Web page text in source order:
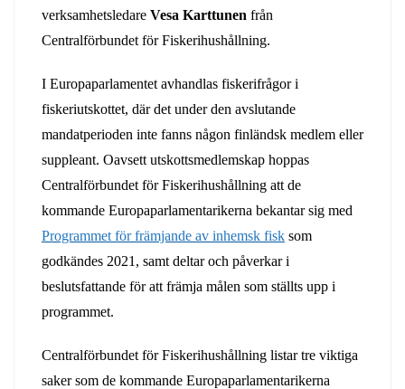
verksamhetsledare Vesa Karttunen från
Centralförbundet för Fiskerihushållning.
I Europaparlamentet avhandlas fiskerifrågor i
fiskeriutskottet, där det under den avslutande
mandatperioden inte fanns någon finländsk medlem eller
suppleant. Oavsett utskottsmedlemskap hoppas
Centralförbundet för Fiskerihushållning att de
kommande Europaparlamentarikerna bekantar sig med
Programmet för främjande av inhemsk fisk som
godkändes 2021, samt deltar och påverkar i
beslutsfattande för att främja målen som ställts upp i
programmet.
Centralförbundet för Fiskerihushållning listar tre viktiga
saker som de kommande Europaparlamentarikerna